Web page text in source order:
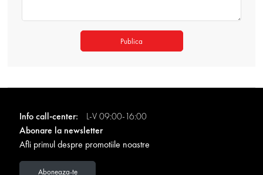
Publica
Info call-center:
L-V 09:00-16:00
Abonare la newsletter
Afli primul despre promotiile noastre
Aboneaza-te